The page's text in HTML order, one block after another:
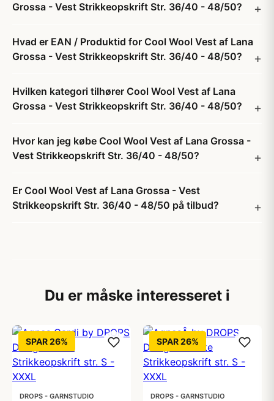
Grossa - Vest Strikkeopskrift Str. 36/40 - 48/50?
Hvad er EAN / Produktid for Cool Wool Vest af Lana
Grossa - Vest Strikkeopskrift Str. 36/40 - 48/50?
Hvilken kategori tilhører Cool Wool Vest af Lana
Grossa - Vest Strikkeopskrift Str. 36/40 - 48/50?
Hvor kan jeg købe Cool Wool Vest af Lana Grossa -
Vest Strikkeopskrift Str. 36/40 - 48/50?
Er Cool Wool Vest af Lana Grossa - Vest
Strikkeopskrift Str. 36/40 - 48/50 på tilbud?
Du er måske interesseret i
SPAR 26%
DROPS - GARNSTUDIO
SPAR 26%
DROPS - GARNSTUDIO